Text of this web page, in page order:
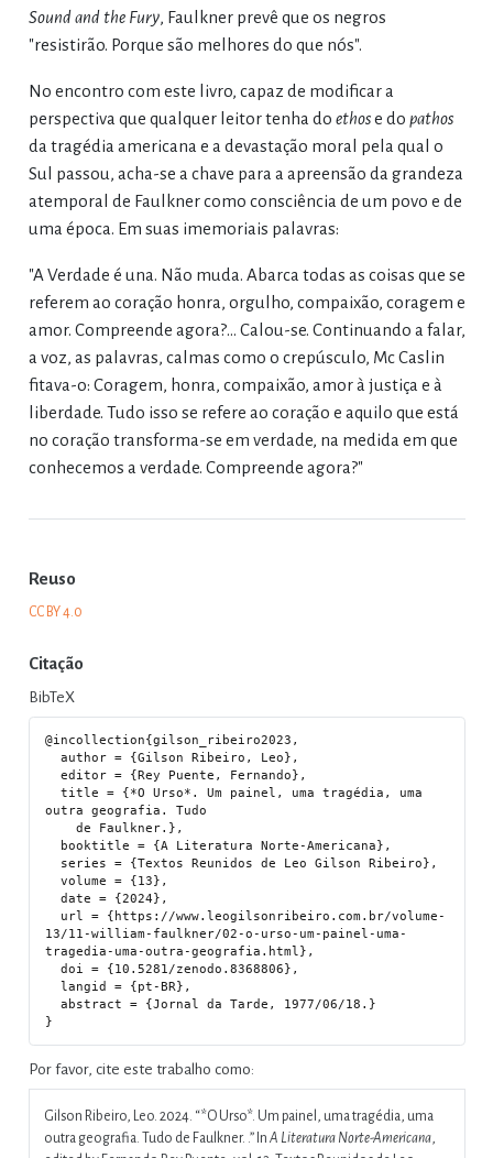
Sound and the Fury, Faulkner prevê que os negros
"resistirão. Porque são melhores do que nós".
No encontro com este livro, capaz de modificar a
perspectiva que qualquer leitor tenha do ethose do pathos
da tragédia americana e a devastação moral pela qual o
Sul passou, acha-se a chave para a apreensão da grandeza
atemporal de Faulkner como consciência de um povo e de
uma época. Em suas imemoriais palavras:
"A Verdade é una. Não muda. Abarca todas as coisas que se
referem ao coração honra, orgulho, compaixão, coragem e
amor. Compreende agora?... Calou-se. Continuando a falar,
a voz, as palavras, calmas como o crepúsculo, Mc Caslin
fitava-o: Coragem, honra, compaixão, amor à justiça e à
liberdade. Tudo isso se refere ao coração e aquilo que está
no coração transforma-se em verdade, na medida em que
conhecemos a verdade. Compreende agora?"
Reuso
CC BY 4.0
Citação
BibTeX
@incollection{gilson_ribeiro2023,
  author = {Gilson Ribeiro, Leo},
  editor = {Rey Puente, Fernando},
  title = {*O Urso*. Um painel, uma tragédia, uma
outra geografia. Tudo
    de Faulkner.},
  volume = {13},
  date = {2024},
13/11-william-faulkner/02-o-urso-um-painel-uma-
tragedia-uma-outra-geografia.html},
  doi = {10.5281/zenodo.8368806},
  langid = {pt-BR},
  abstract = {Jornal da Tarde, 1977/06/18.}
Por favor, cite este trabalho como:
Gilson Ribeiro, Leo. 2024. “*O Urso*. Um painel, uma tragédia, uma
outra geografia. Tudo de Faulkner. .” InA Literatura Norte-Americana,